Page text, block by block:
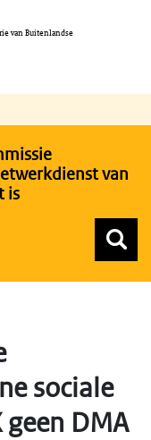
van Buitenlandse
van
is
sociale
DMA